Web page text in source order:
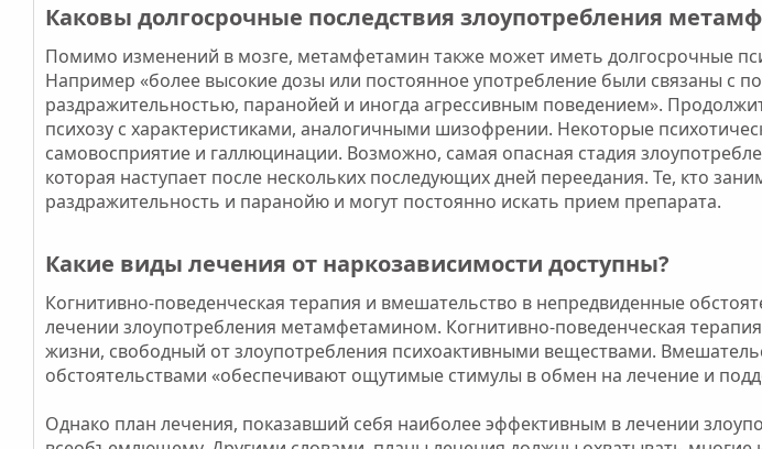
Каковы долгосрочные последствия злоупотребления
Помимо изменений в мозге, метамфетамин также может иметь долгосрочные
Например «более высокие дозы или постоянное употребление были связаны с
раздражительностью, паранойей и иногда агрессивным поведением».
психозу с характеристиками, аналогичными шизофрении. Некоторые
самовосприятие и галлюцинации. Возможно, самая опасная стадия
которая наступает после нескольких последующих дней переедания. Те, кто
раздражительность и паранойю и могут постоянно искать прием препарата.
Какие виды лечения от наркозависимости доступны?​
Когнитивно-поведенческая терапия и вмешательство в непредвиденные
лечении злоупотребления метамфетамином. Когнитивно-поведенческая
жизни, свободный от злоупотребления психоактивными веществами.
обстоятельствами «обеспечивают ощутимые стимулы в обмен на лечение и
Однако план лечения, показавший себя наиболее эффективным в лечении